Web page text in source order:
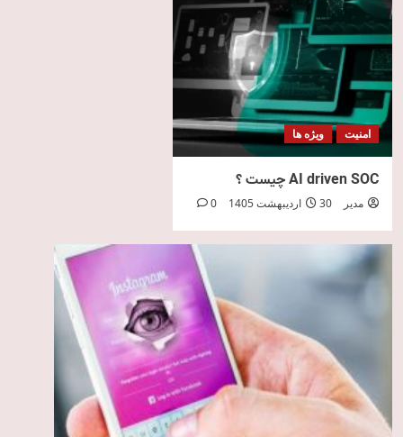
امنیت ویژه ها
AI driven SOC چیست ؟
مدیر 30 اردیبهشت 1405 0